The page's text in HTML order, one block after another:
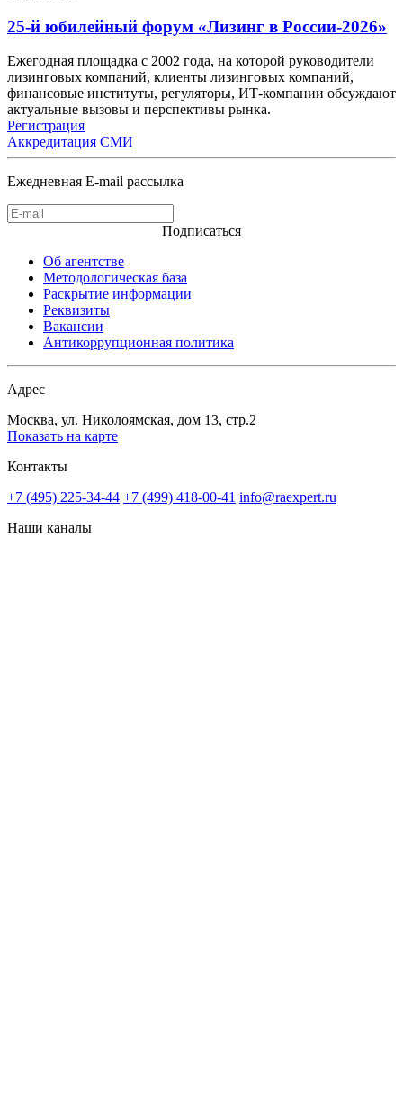
25-й юбилейный форум «Лизинг в России-2026»
Ежегодная площадка с 2002 года, на которой руководители
лизинговых компаний, клиенты лизинговых компаний,
финансовые институты, регуляторы, ИТ-компании обсуждают
актуальные вызовы и перспективы рынка.
Регистрация
Аккредитация СМИ
Ежедневная E-mail рассылка
Подписаться
Об агентстве
Методологическая база
Раскрытие информации
Реквизиты
Вакансии
Антикоррупционная политика
Адрес
Москва, ул. Николоямская, дом 13, стр.2
Показать на карте
Контакты
+7 (495) 225-34-44 +7 (499) 418-00-41 info@raexpert.ru
Наши каналы